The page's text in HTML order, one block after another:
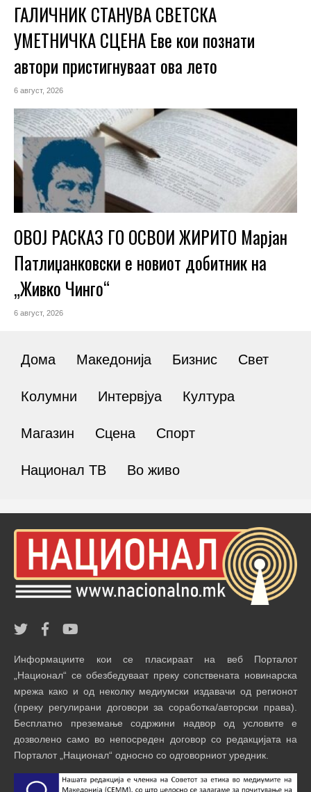
ГАЛИЧНИК СТАНУВА СВЕТСКА
УМЕТНИЧКА СЦЕНА Еве кои познати
автори пристигнуваат ова лето
6 август, 2026
ОВОЈ РАСКАЗ ГО ОСВОИ ЖИРИТО Марјан
Патлиџанковски е новиот добитник на
„Живко Чинго“
6 август, 2026
Дома Македонија Бизнис Свет
Колумни Интервјуа Култура
Магазин Сцена Спорт
Национал ТВ Во живо
Информациите кои се пласираат на веб Порталот
„Национал“ се обезбедуваат преку сопствената новинарска
мрежа како и од неколку медиумски издавачи од регионот
(преку регулирани договори за соработка/авторски права).
Бесплатно преземање содржини надвор од условите е
дозволено само во непосреден договор со редакцијата на
Порталот „Национал“ односно со одговорниот уредник.